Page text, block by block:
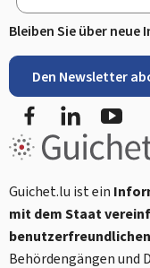
Bleiben Sie über
Den Newsletter
FacebookLinkedIn
Guichet.lu ist ein
mit dem Staat
Behördengängen und